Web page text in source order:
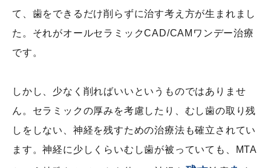
て、歯をできるだけ削らずに治す考え方が生まれまし
た。それがオールセラミックCAD/CAMワンデー治療
です。
しかし、少なく削ればいいというものではありませ
ん。セラミックの厚みを考慮したり、むし歯の取り残
しをしない、神経を残すための治療法も確立されてい
ます。神経に少しくらいむし歯が被っていても、MTA